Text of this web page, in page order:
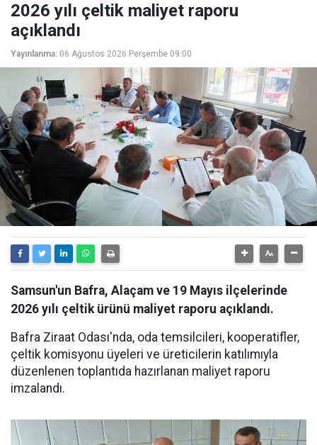
2026 yılı çeltik maliyet raporu
açıklandı
Yayınlanma: 06 Ağustos 2026 Perşembe 09:00
Samsun'un Bafra, Alaçam ve 19 Mayıs ilçelerinde
2026 yılı çeltik ürünü maliyet raporu açıklandı.
Bafra Ziraat Odası'nda, oda temsilcileri, kooperatifler,
çeltik komisyonu üyeleri ve üreticilerin katılımıyla
düzenlenen toplantıda hazırlanan maliyet raporu
imzalandı.